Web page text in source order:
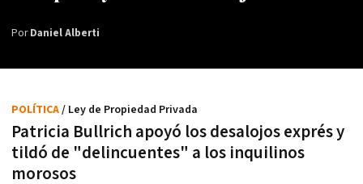
PorDaniel Alberti
Patricia Bullrich apoyó los desalojos exprés y
tildó de "delincuentes" a los inquilinos
morosos
POLÍTICA/ Ley de Propiedad Privada